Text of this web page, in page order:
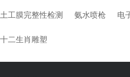
土工膜完整性检测 氨水喷枪 电
十二生肖雕塑